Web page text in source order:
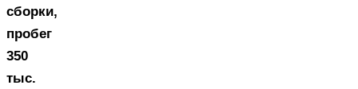
сборки,
пробег
350
тыс.